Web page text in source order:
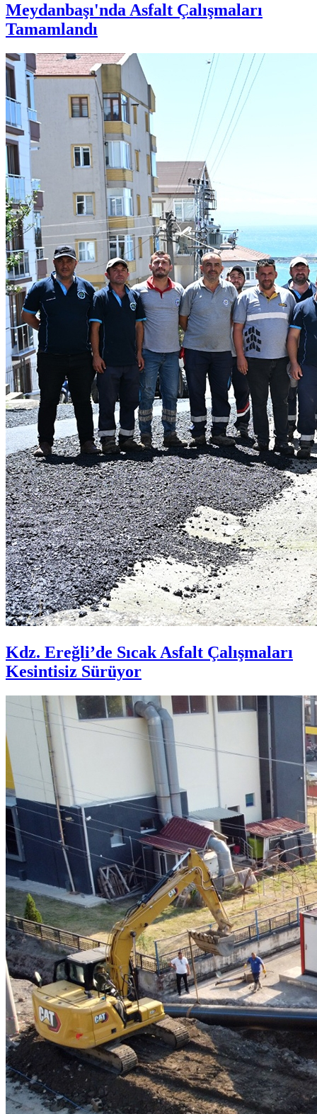
Meydanbaşı'nda Asfalt Çalışmaları
Tamamlandı
Kdz. Ereğli’de Sıcak Asfalt Çalışmaları
Kesintisiz Sürüyor